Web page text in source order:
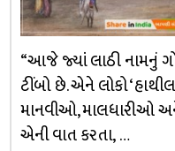
“આજે જ્યાં લાઠી નામનું
ટીંબો છે. એને લોકો
માનવીઓ, માલધારીઓ
એની વાત કરતા, …